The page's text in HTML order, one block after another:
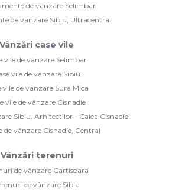
de vânzare Selimbar
de vânzare Sibiu, Ultracentral
Vânzări case vile
vile de vânzare Selimbar
vile de vânzare Sibiu
vile de vânzare Sura Mica
vile de vânzare Cisnadie
Sibiu, Arhitectilor - Calea Cisnadiei
de vânzare Cisnadie, Central
Vânzări terenuri
de vânzare Cartisoara
de vânzare Sibiu